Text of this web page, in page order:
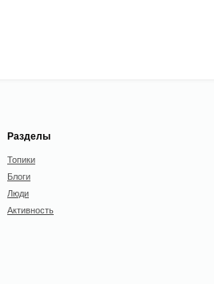
Разделы
Топики
Блоги
Люди
Активность